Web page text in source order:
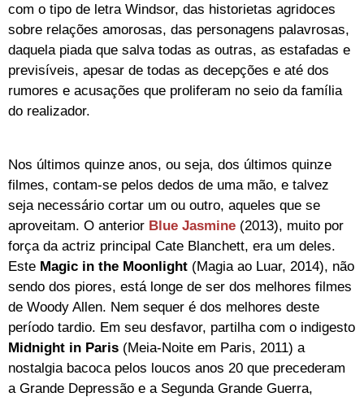
com o tipo de letra Windsor, das historietas agridoces
sobre relações amorosas, das personagens palavrosas,
daquela piada que salva todas as outras, as estafadas e
previsíveis, apesar de todas as decepções e até dos
rumores e acusações que proliferam no seio da família
do realizador.
Nos últimos quinze anos, ou seja, dos últimos quinze
filmes, contam-se pelos dedos de uma mão, e talvez
seja necessário cortar um ou outro, aqueles que se
aproveitam. O anterior Blue Jasmine (2013), muito por
força da actriz principal Cate Blanchett, era um deles.
Este Magic in the Moonlight (Magia ao Luar, 2014), não
sendo dos piores, está longe de ser dos melhores filmes
de Woody Allen. Nem sequer é dos melhores deste
período tardio. Em seu desfavor, partilha com o indigesto
Midnight in Paris (Meia-Noite em Paris, 2011) a
nostalgia bacoca pelos loucos anos 20 que precederam
a Grande Depressão e a Segunda Grande Guerra,